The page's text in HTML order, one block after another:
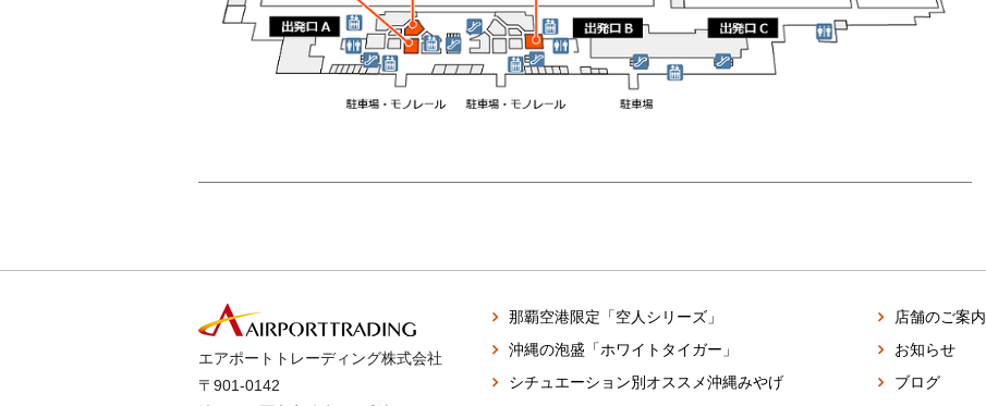
エアポートトレーディング株式会社
〒901-0142
那覇空港限定「空人シリーズ」
沖縄の泡盛「ホワイトタイガー」
シチュエーション別オススメ沖縄みやげ
店舗のご案内
お知らせ
ブログ